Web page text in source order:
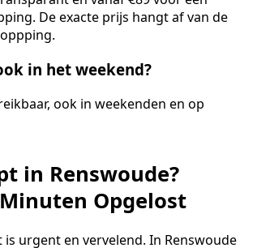
De exacte prijs hangt af van de
in het weekend?
ook in weekenden en op
in Renswoude?
Opgelost
urgent en vervelend. In Renswoude